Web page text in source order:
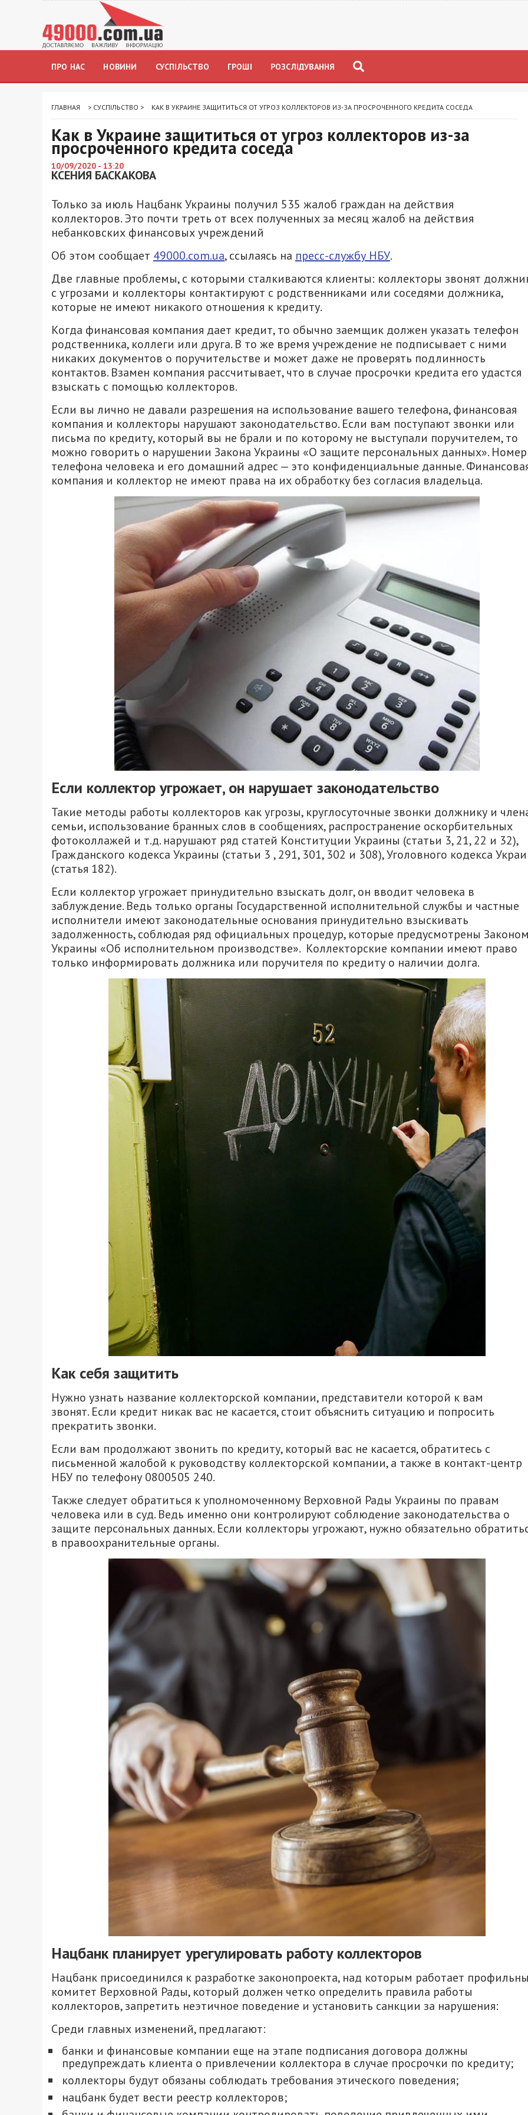
ПРО НАС НОВИНИ СУСПІЛЬСТВО ГРОШІ РОЗСЛІДУВАННЯ
ГЛАВНАЯ > СУСПІЛЬСТВО > КАК В УКРАИНЕ ЗАЩИТИТЬСЯ ОТ УГРОЗ КОЛЛЕКТОРОВ ИЗ-ЗА ПРОСРОЧЕННОГО КРЕДИТА СОСЕДА
Как в Украине защититься от угроз коллекторов из-за
просроченного кредита соседа
10/09/2020 - 13:20
КСЕНИЯ БАСКАКОВА
Только за июль Нацбанк Украины получил 535 жалоб граждан на действия
коллекторов. Это почти треть от всех полученных за месяц жалоб на действия
небанковских финансовых учреждений
Об этом сообщает 49000.com.ua, ссылаясь на пресс-службу НБУ.
Две главные проблемы, с которыми сталкиваются клиенты: коллекторы звонят
с угрозами и коллекторы контактируют с родственниками или соседями должника,
которые не имеют никакого отношения к кредиту.
Когда финансовая компания дает кредит, то обычно заемщик должен указать телефон
родственника, коллеги или друга. В то же время учреждение не подписывает с ними
никаких документов о поручительстве и может даже не проверять подлинность
контактов. Взамен компания рассчитывает, что в случае просрочки кредита его удастся
взыскать с помощью коллекторов.
Если вы лично не давали разрешения на использование вашего телефона, финансовая
компания и коллекторы нарушают законодательство. Если вам поступают звонки или
письма по кредиту, который вы не брали и по которому не выступали поручителем, то
можно говорить о нарушении Закона Украины «О защите персональных данных». Номер
телефона человека и его домашний адрес — это конфиденциальные данные.
компания и коллектор не имеют права на их обработку без согласия владельца.
Если коллектор угрожает, он нарушает законодательство
Такие методы работы коллекторов как угрозы, круглосуточные звонки должнику и
семьи, использование бранных слов в сообщениях, распространение оскорбительных
фотоколлажей и т.д. нарушают ряд статей Конституции Украины (статьи 3, 21, 22 и 32),
Гражданского кодекса Украины (статьи 3 , 291, 301, 302 и 308), Уголовного кодекса
(статья 182).
Если коллектор угрожает принудительно взыскать долг, он вводит человека в
заблуждение. Ведь только органы Государственной исполнительной службы и частные
исполнители имеют законодательные основания принудительно взыскивать
задолженность, соблюдая ряд официальных процедур, которые предусмотрены
Украины «Об исполнительном производстве». Коллекторские компании имеют право
только информировать должника или поручителя по кредиту о наличии долга.
Как себя защитить
Нужно узнать название коллекторской компании, представители которой к вам
звонят. Если кредит никак вас не касается, стоит объяснить ситуацию и попросить
прекратить звонки.
Если вам продолжают звонить по кредиту, который вас не касается, обратитесь с
письменной жалобой к руководству коллекторской компании, а также в контакт-центр
НБУ по телефону 0800505 240.
Также следует обратиться к уполномоченному Верховной Рады Украины по правам
человека или в суд. Ведь именно они контролируют соблюдение законодательства о
защите персональных данных. Если коллекторы угрожают, нужно обязательно
в правоохранительные органы.
Нацбанк планирует урегулировать работу коллекторов
Нацбанк присоединился к разработке законопроекта, над которым работает
комитет Верховной Рады, который должен четко определить правила работы
коллекторов, запретить неэтичное поведение и установить санкции за нарушения:
Среди главных изменений, предлагают:
банки и финансовые компании еще на этапе подписания договора должны
предупреждать клиента о привлечении коллектора в случае просрочки по кредиту;
коллекторы будут обязаны соблюдать требования этического поведения;
нацбанк будет вести реестр коллекторов;